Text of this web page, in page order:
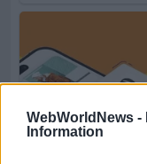
WebWorldNews -
Information